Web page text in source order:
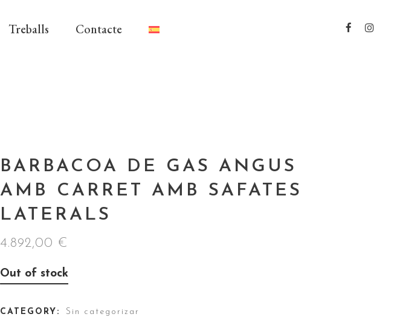
Treballs Contacte
BARBACOA DE GAS ANGUS
AMB CARRET AMB SAFATES
LATERALS
4.892,00 €
Out of stock
CATEGORY: Sin categorizar